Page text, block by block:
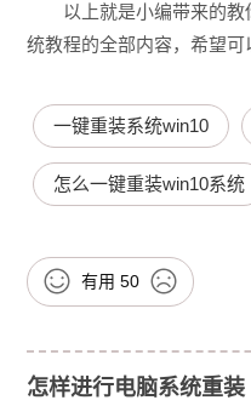
以上就是小编带来的
统教程的全部内容，希望可
一键重装系统win10
怎么一键重装win10系统
有用 50
怎样进行电脑系统重装